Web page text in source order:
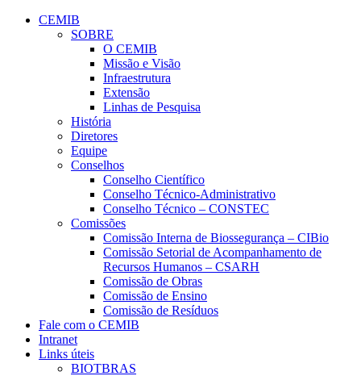
Conteúdo principal
CEMIB
SOBRE
O CEMIB
Missão e Visão
Infraestrutura
Extensão
Linhas de Pesquisa
História
Diretores
Equipe
Conselhos
Conselho Científico
Conselho Técnico-Administrativo
Conselho Técnico – CONSTEC
Comissões
Comissão Interna de Biossegurança – CIBio
Comissão Setorial de Acompanhamento de
Recursos Humanos – CSARH
Comissão de Obras
Comissão de Ensino
Comissão de Resíduos
Fale com o CEMIB
Intranet
Links úteis
BIOTBRAS